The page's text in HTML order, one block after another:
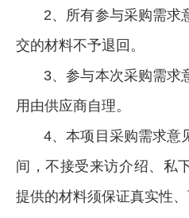
2、所有参与采购需求
交的材料不予退回。
3、参与本次采购需求
用由供应商自理。
4、本项目采购需求意
间，不接受来访介绍、私
提供的材料须保证真实性、